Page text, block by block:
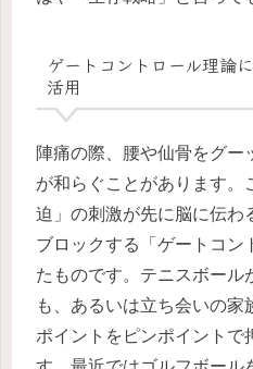
ゲートコントロール理論
活用
陣痛の際、腰や仙骨をグー
が和らぐことがあります。
迫」の刺激が先に脳に伝わ
ブロックする「ゲートコン
たものです。テニスボール
も、あるいは立ち会いの家
ポイントをピンポイントで